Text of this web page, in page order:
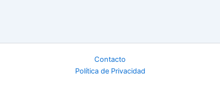
Contacto
Política de Privacidad